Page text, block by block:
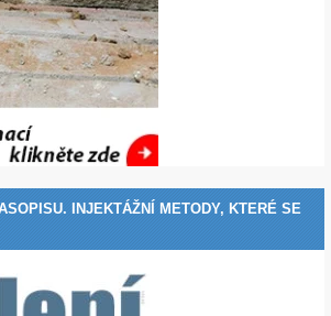
INJEKTÁŽNÍ METODY, KTERÉ SE